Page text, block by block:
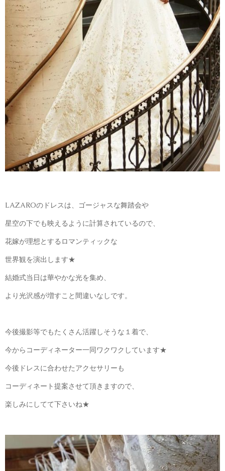
LAZAROのドレスは、ゴージャスな舞踏会や
星空の下でも映えるように計算されているので、
花嫁が理想とするロマンティックな
世界観を演出します★
結婚式当日は華やかな光を集め、
より光沢感が増すこと間違いなしです。
今後撮影等でもたくさん活躍しそうな１着で、
今からコーディネーター一同ワクワクしています★
今後ドレスに合わせたアクセサリーも
コーディネート提案させて頂きますので、
楽しみにしてて下さいね★